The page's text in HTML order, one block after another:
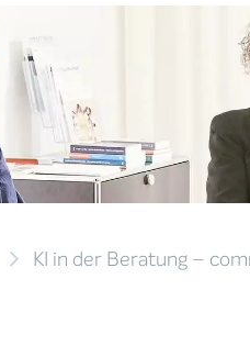
KI in der Beratung –